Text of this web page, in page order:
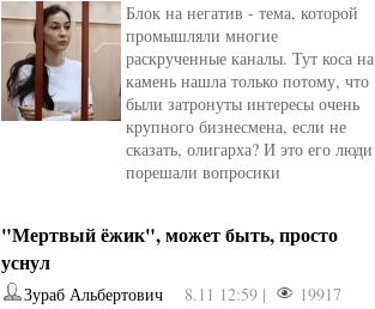
Блок на негатив - тема, которой
промышляли многие
раскрученные каналы. Тут коса на
камень нашла только потому, что
были затронуты интересы очень
крупного бизнесмена, если не
сказать, олигарха? И это его люди
порешали вопросики
"Мертвый ёжик", может быть, просто
уснул
Зураб Альбертович 8.11 12:59 |
19917